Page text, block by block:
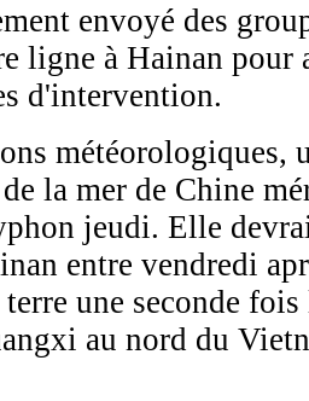
envoyé des
ligne à Hainan pour
d'intervention.
météorologiques,
la mer de Chine
jeudi. Elle
entre vendredi
une seconde
au nord du